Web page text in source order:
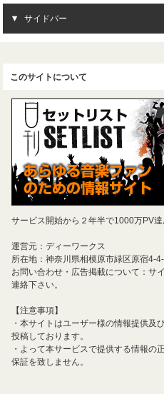
サイドバー
このサイトについて
サービス開始から２年半で1000万PV達
運営元：ディーワークス
所在地：神奈川県相模原市緑区原宿4-
お問い合わせ・広告掲載について：サ
連絡下さい。
【注意事項】
・本サイトはユーザー様の情報提供及
投稿しております。
・よって本サービスで提供する情報の
保証を致しません。